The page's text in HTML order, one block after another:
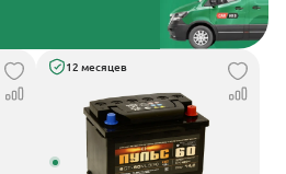
12 месяцев